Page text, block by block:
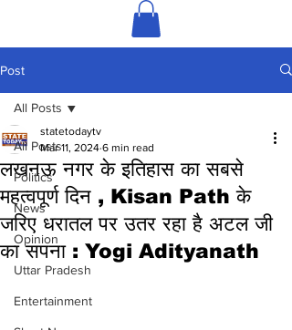
Post
All Posts
Politics
News
Opinion
Uttar Pradesh
Entertainment
All Posts
लखनऊ नगर के इतिहास का सबसे
महत्वपूर्ण दिन , Kisan Path के
जरिए धरातल पर उतर रहा है अटल जी
का सपना : Yogi Adityanath
statetodaytv
Mar 11, 2024 6 min read